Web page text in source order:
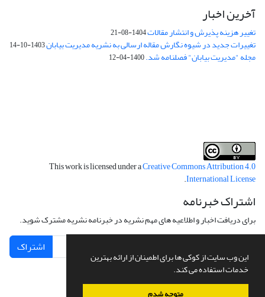
این وب سایت از کوکی ها برای اطمینان از ارائه بهترین
خدمات استفاده می کند.
متوجه شدم
آخرین اخبار
تغییر هزینه پذیرش و انتشار مقالات1404-08-21
تغییرات جدید در شیوه نگارش مقاله ارسالی به نشریه مدیریت بیابان1403-10-14
مجله "مدیریت بیابان" فصلنامه شد.1400-04-12
This work is licensed under aCreative Commons Attribution 4.0
International License
.
اشتراک خبرنامه
برای دریافت اخبار و اطلاعیه های مهم نشریه در خبرنامه نشریه مشترک شوید.
اشتراک